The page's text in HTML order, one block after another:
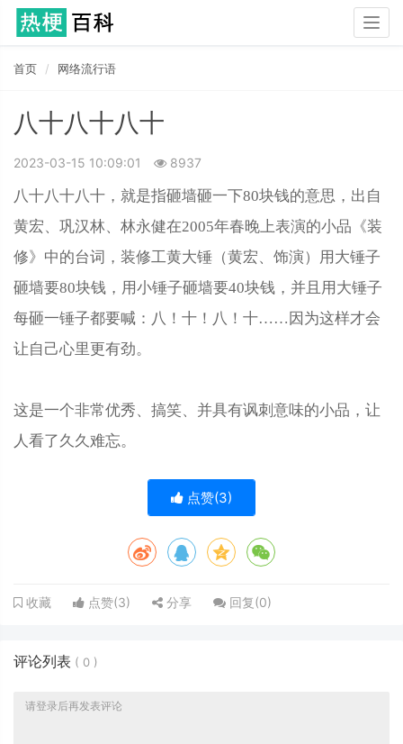
首页 网络流行语
八十八十八十
2023-03-15 10:09:01 8937
八十八十八十，就是指砸墙砸一下80块钱的意思，出自
黄宏、巩汉林、林永健在2005年春晚上表演的小品《装
修》中的台词，装修工黄大锤（黄宏、饰演）用大锤子
砸墙要80块钱，用小锤子砸墙要40块钱，并且用大锤子
每砸一锤子都要喊：八！十！八！十……因为这样才会
让自己心里更有劲。
这是一个非常优秀、搞笑、并具有讽刺意味的小品，让
人看了久久难忘。
点赞(3)
收藏 点赞(3) 分享 回复(0)
评论列表 ( 0 )